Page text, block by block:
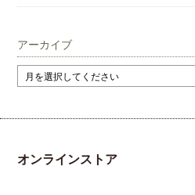
アーカイブ
オンラインストア